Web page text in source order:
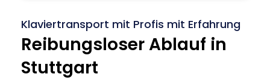
Klaviertransport mit Profis mit Erfahrung
Reibungsloser Ablauf in
Stuttgart